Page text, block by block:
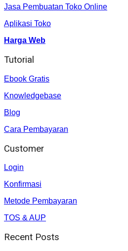
Jasa Pembuatan Toko Online
Aplikasi Toko
Harga Web
Tutorial
Ebook Gratis
Knowledgebase
Blog
Cara Pembayaran
Customer
Login
Konfirmasi
Metode Pembayaran
TOS & AUP
Recent Posts